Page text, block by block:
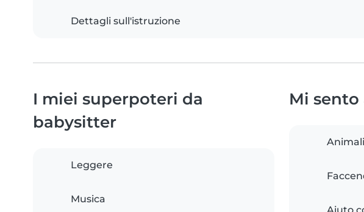
Dettagli sull'istruzione
I miei superpoteri da
babysitter
Leggere
Musica
Mi
Animali